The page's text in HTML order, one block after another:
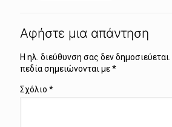
Αφήστε μια απάντηση
Η ηλ. διεύθυνση σας δεν δημοσιεύεται.
πεδία σημειώνονται με*
Σχόλιο *